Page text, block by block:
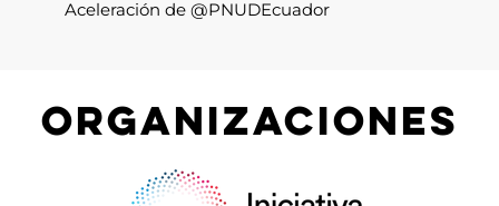
Aceleración de @PNUDEcuador
ORGANIZACIONES